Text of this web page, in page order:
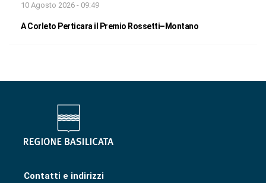
10 Agosto 2026 - 09:49
A Corleto Perticara il Premio Rossetti–Montano
Contatti e indirizzi